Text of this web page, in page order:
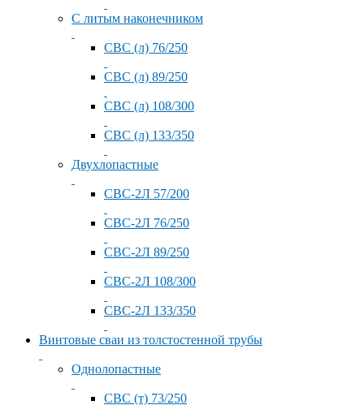
С литым наконечником
СВС (л) 76/250
СВС (л) 89/250
СВС (л) 108/300
СВС (л) 133/350
Двухлопастные
СВС-2Л 57/200
СВС-2Л 76/250
СВС-2Л 89/250
СВС-2Л 108/300
СВС-2Л 133/350
Винтовые сваи из толстостенной трубы
Однолопастные
СВС (т) 73/250